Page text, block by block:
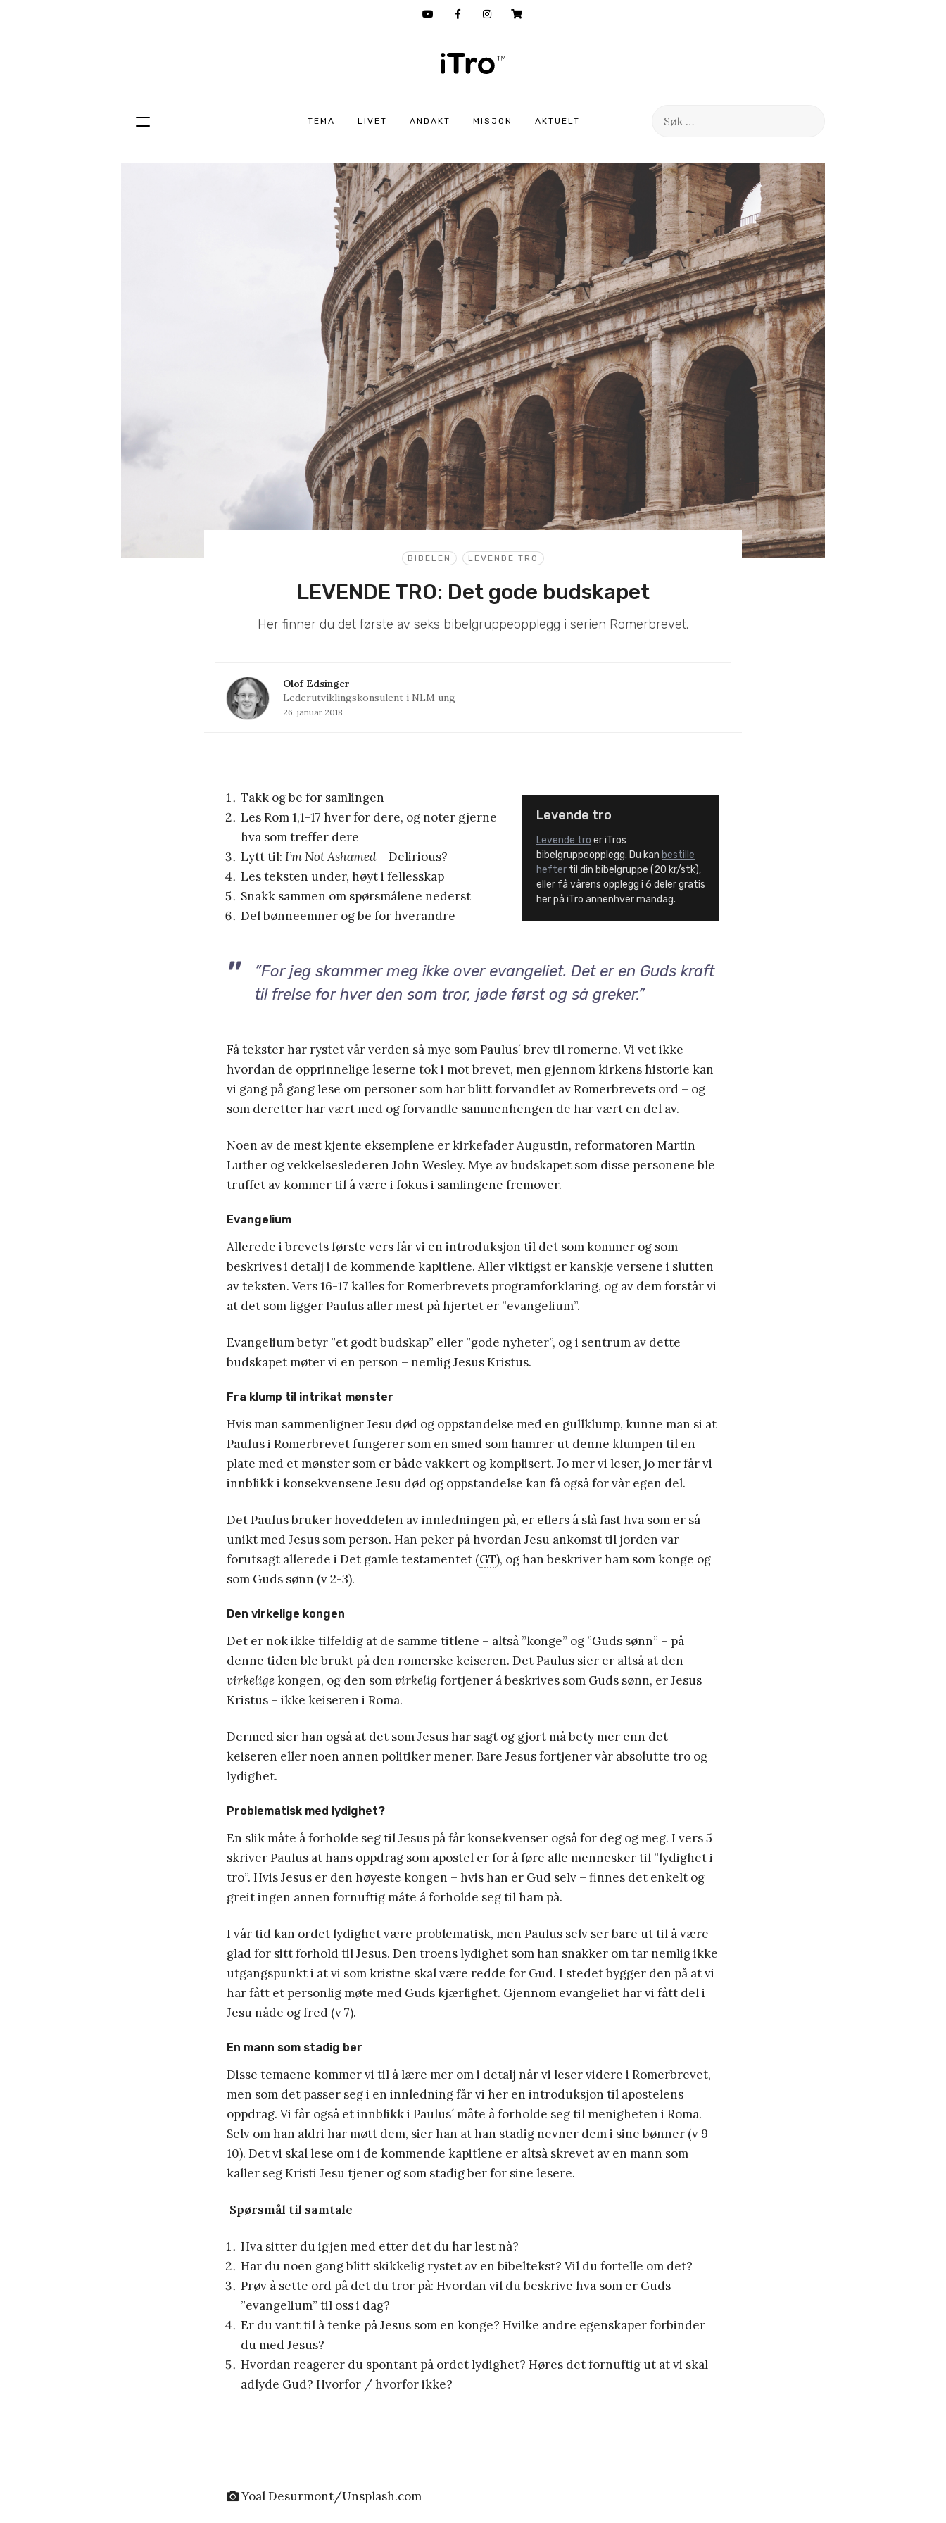
TEMA LIVET ANDAKT MISJON AKTUELT
Søk
Hopp
BIBELEN LEVENDE TRO
LEVENDE TRO: Det gode budskapet
Her finner du det første av seks bibelgruppeopplegg i serien Romerbrevet.
Olof Edsinger
Lederutviklingskonsulent i NLM ung
26. januar 2018
Levende tro
Levende tro er iTros
bibelgruppeopplegg. Du kan bestille
hefter til din bibelgruppe (20 kr/stk),
eller få vårens opplegg i 6 deler gratis
her på iTro annenhver mandag.
Takk og be for samlingen
Les Rom 1,1-17 hver for dere, og noter gjerne
hva som treffer dere
Lytt til: I’m Not Ashamed– Delirious?
Les teksten under, høyt i fellesskap
Snakk sammen om spørsmålene nederst
Del bønneemner og be for hverandre
”For jeg skammer meg ikke over evangeliet. Det er en Guds kraft
til frelse for hver den som tror, jøde først og så greker.”
Få tekster har rystet vår verden så mye som Paulus´ brev til romerne. Vi vet ikke
hvordan de opprinnelige leserne tok i mot brevet, men gjennom kirkens historie kan
vi gang på gang lese om personer som har blitt forvandlet av Romerbrevets ord – og
som deretter har vært med og forvandle sammenhengen de har vært en del av.
Noen av de mest kjente eksemplene er kirkefader Augustin, reformatoren Martin
Luther og vekkelseslederen John Wesley. Mye av budskapet som disse personene ble
truffet av kommer til å være i fokus i samlingene fremover.
Evangelium
Allerede i brevets første vers får vi en introduksjon til det som kommer og som
beskrives i detalj i de kommende kapitlene. Aller viktigst er kanskje versene i slutten
av teksten. Vers 16-17 kalles for Romerbrevets programforklaring, og av dem forstår vi
at det som ligger Paulus aller mest på hjertet er ”evangelium”.
Evangelium betyr ”et godt budskap” eller ”gode nyheter”, og i sentrum av dette
budskapet møter vi en person – nemlig Jesus Kristus.
Fra klump til intrikat mønster
Hvis man sammenligner Jesu død og oppstandelse med en gullklump, kunne man si at
Paulus i Romerbrevet fungerer som en smed som hamrer ut denne klumpen til en
plate med et mønster som er både vakkert og komplisert. Jo mer vi leser, jo mer får vi
innblikk i konsekvensene Jesu død og oppstandelse kan få også for vår egen del.
Det Paulus bruker hoveddelen av innledningen på, er ellers å slå fast hva som er så
unikt med Jesus som person. Han peker på hvordan Jesu ankomst til jorden var
forutsagt allerede i Det gamle testamentet (GT), og han beskriver ham som konge og
som Guds sønn (v 2-3).
Den virkelige kongen
Det er nok ikke tilfeldig at de samme titlene – altså ”konge” og ”Guds sønn” – på
denne tiden ble brukt på den romerske keiseren. Det Paulus sier er altså at den
virkeligekongen, og den somvirkelig fortjener å beskrives som Guds sønn, er Jesus
Kristus – ikke keiseren i Roma.
Dermed sier han også at det som Jesus har sagt og gjort må bety mer enn det
keiseren eller noen annen politiker mener. Bare Jesus fortjener vår absolutte tro og
lydighet.
Problematisk med lydighet?
En slik måte å forholde seg til Jesus på får konsekvenser også for deg og meg. I vers 5
skriver Paulus at hans oppdrag som apostel er for å føre alle mennesker til ”lydighet i
tro”. Hvis Jesus er den høyeste kongen – hvis han er Gud selv – finnes det enkelt og
greit ingen annen fornuftig måte å forholde seg til ham på.
I vår tid kan ordet lydighet være problematisk, men Paulus selv ser bare ut til å være
glad for sitt forhold til Jesus. Den troens lydighet som han snakker om tar nemlig ikke
utgangspunkt i at vi som kristne skal være redde for Gud. I stedet bygger den på at vi
har fått et personlig møte med Guds kjærlighet. Gjennom evangeliet har vi fått del i
Jesu nåde og fred (v 7).
En mann som stadig ber
Disse temaene kommer vi til å lære mer om i detalj når vi leser videre i Romerbrevet,
men som det passer seg i en innledning får vi her en introduksjon til apostelens
oppdrag. Vi får også et innblikk i Paulus´ måte å forholde seg til menigheten i Roma.
Selv om han aldri har møtt dem, sier han at han stadig nevner dem i sine bønner (v 9-
10). Det vi skal lese om i de kommende kapitlene er altså skrevet av en mann som
kaller seg Kristi Jesu tjener og som stadig ber for sine lesere.
Spørsmål til samtale
Hva sitter du igjen med etter det du har lest nå?
Har du noen gang blitt skikkelig rystet av en bibeltekst? Vil du fortelle om det?
Prøv å sette ord på det du tror på: Hvordan vil du beskrive hva som er Guds
”evangelium” til oss i dag?
Er du vant til å tenke på Jesus som en konge? Hvilke andre egenskaper forbinder
du med Jesus?
Hvordan reagerer du spontant på ordet lydighet? Høres det fornuftig ut at vi skal
adlyde Gud? Hvorfor / hvorfor ikke?
Yoal Desurmont/Unsplash.com